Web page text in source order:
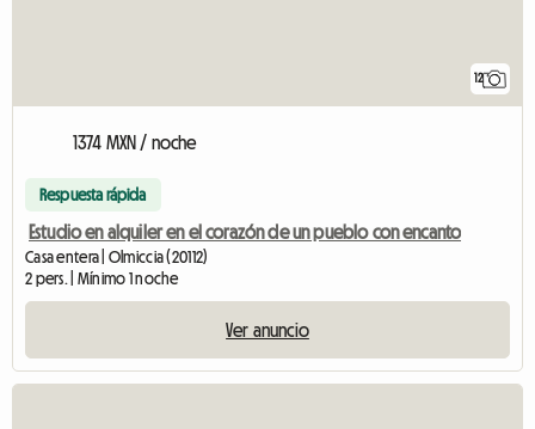
12
1374 MXN / noche
Respuesta rápida
Estudio en alquiler en el corazón de un pueblo con encanto
Casa entera | Olmiccia (20112)
2 pers. | Mínimo 1 noche
Ver anuncio